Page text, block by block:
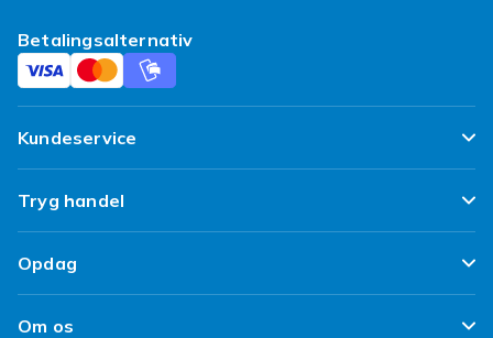
Betalingsalternativ
Kundeservice
Ofte stillede spørgsmål
Spor min pakke
Levering
Fortryd & returner her
Tryg handel
Tilfredshedsgaranti
Kundeanmeldelser
Opdag
Top 100 fund
Om os